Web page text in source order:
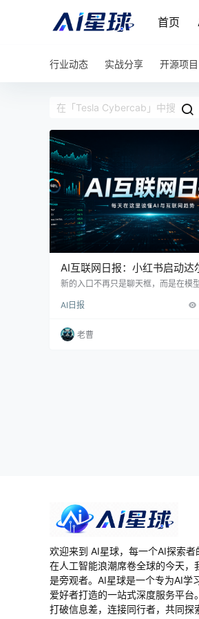
首页
行业动态 实战分享 开源项目
AI互联网日报：小红书启动达
目、小米汽车交付再超 3 万台
新的入口不再只是聊天框，而是在模
nnet 5 在压低智能体成本，ChatGPT
推到台前，小米汽车和小红书则在用
部孵化抢用户心智。技术越往下沉，
AI日报
老曹
欢迎来到 AI星球，每一个AI探索者
在人工智能浪潮席卷全球的今天，
是旁观者。AI星球是一个专为AI学
爱好者打造的一站式深度服务平台
打破信息差，连接同行者，共同探